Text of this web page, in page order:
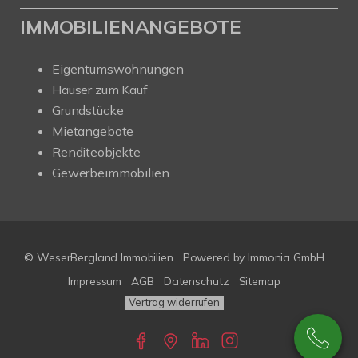
IMMOBILIENANGEBOTE
Eigentumswohnungen
Häuser zum Kauf
Grundstücke
Mietangebote
Renditeobjekte
Gewerbeimmobilien
© WeserBergland Immobilien Powered by Immonia GmbH
Impressum
AGB Datenschutz Sitemap
Vertrag widerrufen